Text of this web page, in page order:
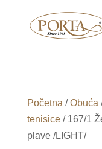
Početna /Obuća
tenisice/ 167/1
plave /LIGHT/